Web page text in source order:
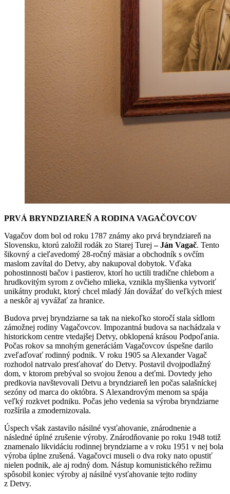
PRVÁ BRYNDZIAREŇ A RODINA VAGAČOVCOV
Vagačov dom bol od roku 1787 známy ako prvá bryndziareň na
Slovensku, ktorú založil rodák zo Starej Turej– Ján Vagač. Tento
šikovný a cieľavedomý 28-ročný mäsiar a obchodník s ovčím
maslom zavítal do Detvy, aby nakupoval dobytok. Vďaka
pohostinnosti bačov i pastierov, ktorí ho uctili tradične chlebom a
hrudkovitým syrom z ovčieho mlieka, vznikla myšlienka vytvoriť
unikátny produkt, ktorý chcel mladý Ján dovážať do veľkých miest
a neskôr aj vyvážať za hranice. ​
Budova prvej bryndziarne sa tak na niekoľko storočí stala sídlom
zámožnej rodiny Vagačovcov. Impozantná budova sa nachádzala v
historickom centre vtedajšej Detvy, obklopená krásou Podpoľania.
Počas rokov sa mnohým generáciám Vagačovcov úspešne darilo
zveľaďovať rodinný podnik. V roku 1905 sa Alexander Vagač
rozhodol natrvalo presťahovať do Detvy. Postavil dvojpodlažný
dom, v ktorom prebýval so svojou ženou a deťmi. Dovtedy jeho
predkovia navštevovali Detvu a bryndziareň len počas salašníckej
sezóny od marca do októbra. S Alexandrovým menom sa spája
veľký rozkvet podniku. Počas jeho vedenia sa výroba bryndziarne
rozšírila a zmodernizovala.
Úspech však zastavilo násilné vysťahovanie, znárodnenie a
následné úplné zrušenie výroby. Znárodňovanie po roku 1948 totiž
znamenalo likvidáciu rodinnej bryndziarne a v roku 1951 v nej bola
výroba úplne zrušená. Vagačovci museli o dva roky nato opustiť
nielen podnik, ale aj rodný dom. Nástup komunistického režimu
spôsobil koniec výroby aj násilné vysťahovanie tejto rodiny
z Detvy.